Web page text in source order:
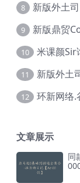
8
9
10 米课颜Sir
11 新版外土
12
文章展示
同